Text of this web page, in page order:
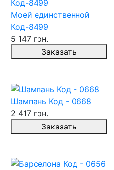
Моей единственной
Код-8499
5 147 грн.
Заказать
Шампань Код - 0668
2 417 грн.
Заказать